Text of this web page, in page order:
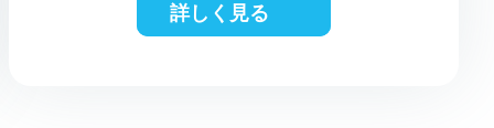
詳しく見る